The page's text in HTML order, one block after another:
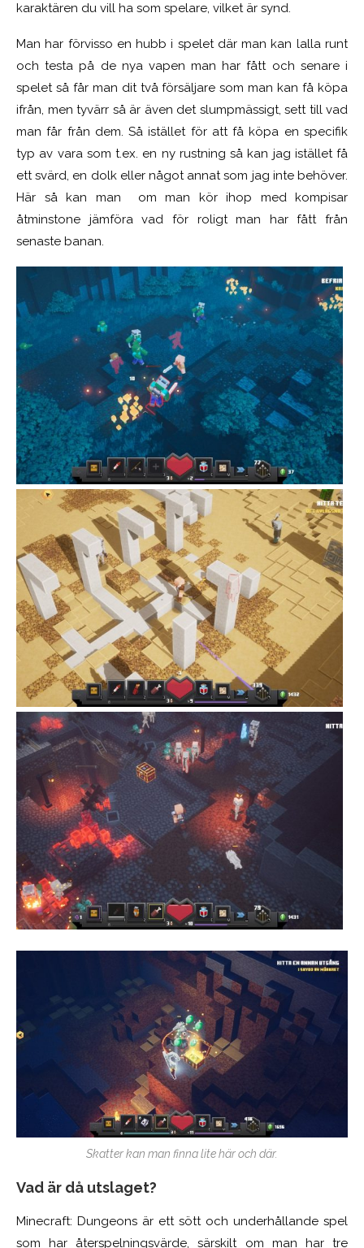
karaktären du vill ha som spelare, vilket är synd.
Man har förvisso en hubb i spelet där man kan lalla runt
och testa på de nya vapen man har fått och senare i
spelet så får man dit två försäljare som man kan få köpa
ifrån, men tyvärr så är även det slumpmässigt, sett till vad
man får från dem. Så istället för att få köpa en specifik
typ av vara som t.ex. en ny rustning så kan jag istället få
ett svärd, en dolk eller något annat som jag inte behöver.
Här så kan man om man kör ihop med kompisar
åtminstone jämföra vad för roligt man har fått från
senaste banan.
Skatter kan man finna lite här och där.
Vad är då utslaget?
Minecraft: Dungeons är ett sött och underhållande spel
som har återspelningsvärde, särskilt om man har tre